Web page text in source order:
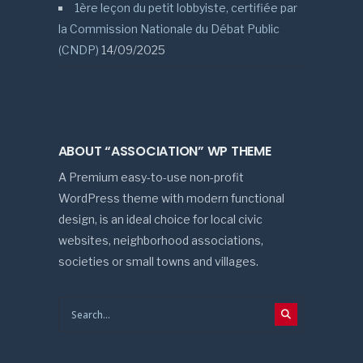
1ère leçon du petit lobbyiste, certifiée par
la Commission Nationale du Débat Public
(CNDP) 14/09/2025
ABOUT “ASSOCIATION” WP THEME
A Premium easy-to-use non-profit
WordPress theme with modern functional
design, is an ideal choice for local civic
websites, neighborhood associations,
societies or small towns and villages.